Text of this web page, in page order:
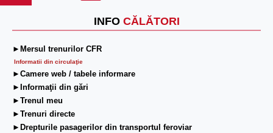
INFO CĂLĂTORI
►Mersul trenurilor CFR
Informatii din circulaţie
►Camere web / tabele informare
►Informaţii din gări
►Trenul meu
►Trenuri directe
►Drepturile pasagerilor din transportul feroviar